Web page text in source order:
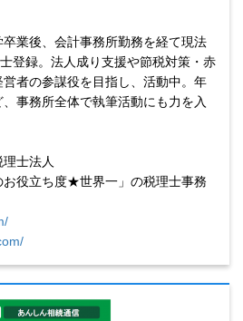
業後、会計事務所勤務を経て現法
登録。法人成り支援や節税対策・赤
者の参謀役を目指し、活動中。年
事務所全体で執筆活動にも力を入
士法人
役立ち度★世界一」の税理士事務